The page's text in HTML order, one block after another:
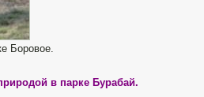
Боровое.
в парке Бурабай.